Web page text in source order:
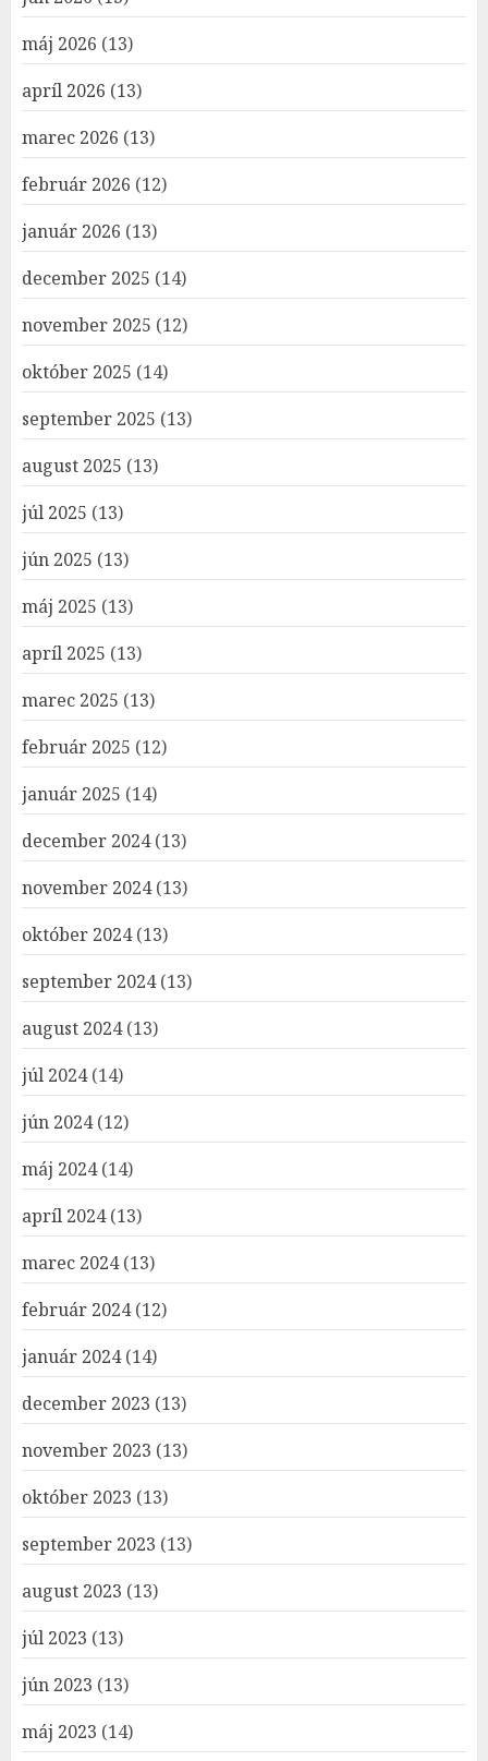
máj 2026 (13)
apríl 2026 (13)
marec 2026 (13)
február 2026 (12)
január 2026 (13)
december 2025 (14)
november 2025 (12)
október 2025 (14)
september 2025 (13)
august 2025 (13)
júl 2025 (13)
jún 2025 (13)
máj 2025 (13)
apríl 2025 (13)
marec 2025 (13)
február 2025 (12)
január 2025 (14)
december 2024(13)
november 2024(13)
október 2024(13)
september 2024(13)
august 2024(13)
júl 2024(14)
jún 2024(12)
máj 2024(14)
apríl 2024(13)
marec 2024(13)
február 2024(12)
január 2024(14)
december 2023 (13)
november 2023 (13)
október 2023 (13)
september 2023 (13)
august 2023 (13)
júl 2023 (13)
jún 2023 (13)
máj 2023 (14)